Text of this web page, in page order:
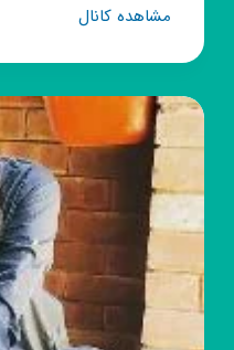
مشاهده کانالکانال
آخرین
سیگار,
تکست,
پروفایل,
بیوگرافی,
تیکه,
استوری,
آهنگ